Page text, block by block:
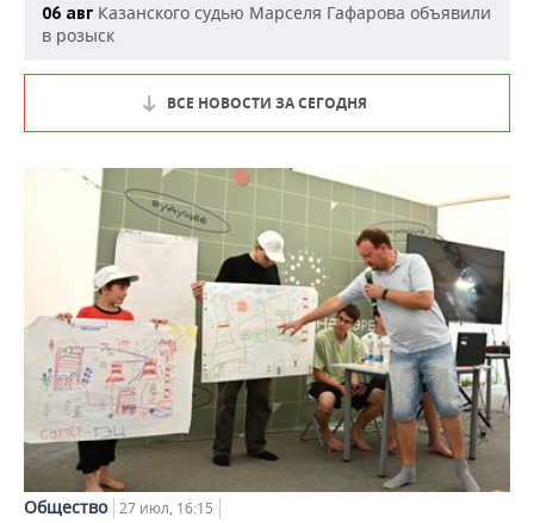
06 авг Казанского судью Марселя Гафарова объявили
в розыск
ВСЕ НОВОСТИ ЗА СЕГОДНЯ
Общество 27 июл, 16:15